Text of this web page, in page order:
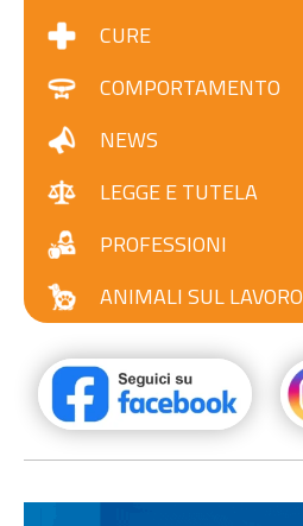
CURE
COMPORTAMENTO
NEWS
LEGGE E TUTELA
PROFESSIONI
ANIMALI SUL LAVORO